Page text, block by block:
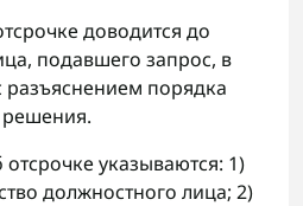
доводится до
подавшего запрос, в
порядка
указываются: 1)
должностного лица; 2)